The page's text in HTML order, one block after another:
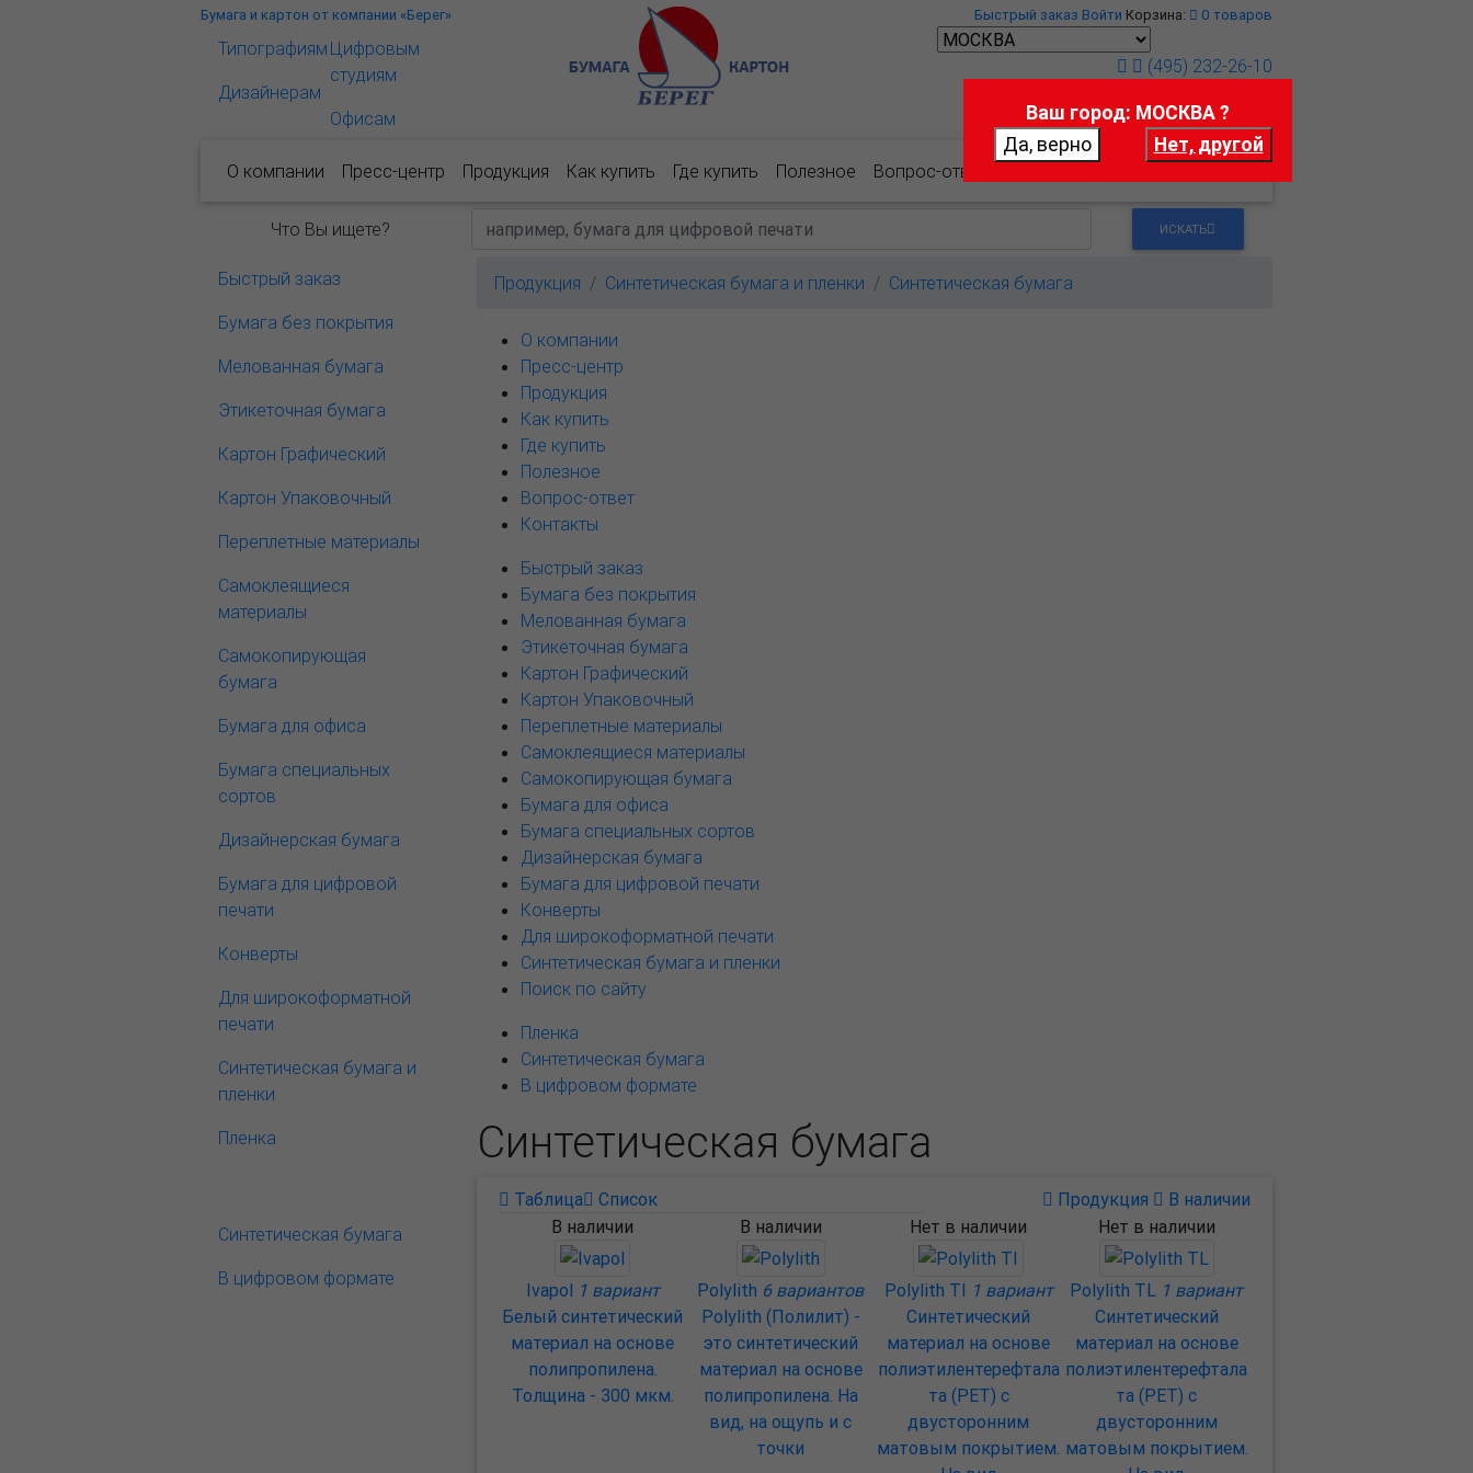
Бумага и картон от компании «Берег»
Типографиям
Дизайнерам
Цифровым
студиям
Офисам
Быстрый заказ Войти Корзина: 0 товаров
(495) 232-26-10
О компании Пресс-центр Продукция Как купить Где купить Полезное Вопрос-ответ
Что Вы ищете? ИСКАТЬ
Быстрый заказ
Бумага без покрытия
Мелованная бумага
Этикеточная бумага
Картон Графический
Картон Упаковочный
Переплетные материалы
Самоклеящиеся
материалы
Самокопирующая
бумага
Бумага для офиса
Бумага специальных
сортов
Дизайнерская бумага
Бумага для цифровой
печати
Конверты
Для широкоформатной
печати
Синтетическая бумага и
пленки
Пленка
Синтетическая бумага
В цифровом формате
Продукция Синтетическая бумага и пленки Синтетическая бумага
О компании
Пресс-центр
Продукция
Как купить
Где купить
Полезное
Вопрос-ответ
Контакты
Быстрый заказ
Бумага без покрытия
Мелованная бумага
Этикеточная бумага
Картон Графический
Картон Упаковочный
Переплетные материалы
Самоклеящиеся материалы
Самокопирующая бумага
Бумага для офиса
Бумага специальных сортов
Дизайнерская бумага
Бумага для цифровой печати
Конверты
Для широкоформатной печати
Синтетическая бумага и пленки
Поиск по сайту
Пленка
Синтетическая бумага
В цифровом формате
Синтетическая бумага
Таблица Список Продукция
В наличии
В наличии
Ivapol 1 вариант
Белый синтетический
материал на основе
полипропилена.
Толщина - 300 мкм.
В наличии
Polylith 6 вариантов
Polylith (Полилит) -
это синтетический
материал на основе
полипропилена. На
вид, на ощупь и с
точки
Нет в наличии
Polylith TI 1 вариант
Cинтетический
материал на основе
полиэтилентерефтала
та (PET) c
двусторонним
матовым покрытием.
Нет в наличии
Polylith TL 1 вариант
Cинтетический
материал на основе
полиэтилентерефтала
та (PET) c
двусторонним
матовым покрытием.
Ваш город: МОСКВА ?